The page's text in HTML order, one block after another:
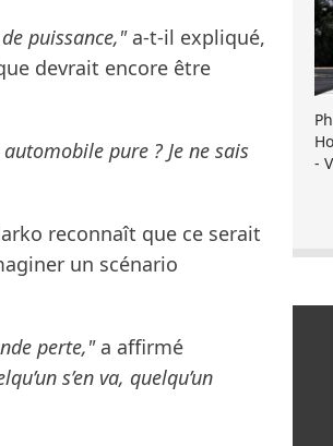
puissance,"a-t-il expliqué,
devrait encore être
pure ? Je ne sais
reconnaît que ce serait
un scénario
perte,"a affirmé
s’en va, quelqu’un
-